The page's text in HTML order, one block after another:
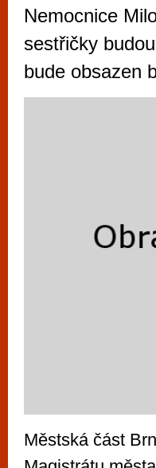
Nemocnice
sestřičky
bude obsazen
Městská část
vyzkoušet
metropoli
po moderní
příležitostné